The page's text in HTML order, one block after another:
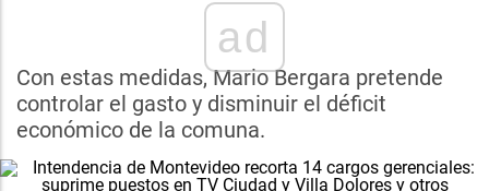
ad
Con estas medidas, Mario Bergara pretende
controlar el gasto y disminuir el déficit
económico de la comuna.